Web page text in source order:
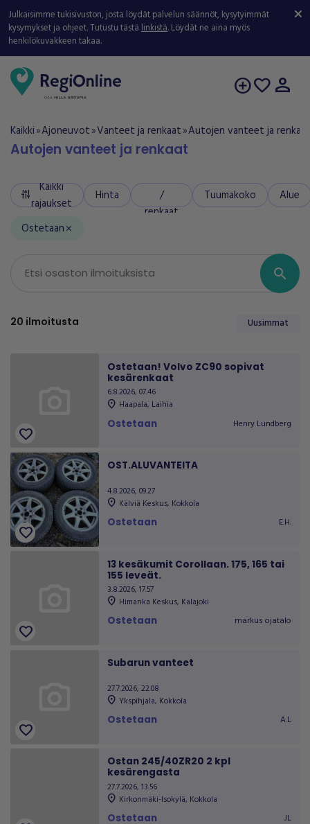
Julkaisimme tukisivuston, josta löydät palvelun säännöt, kysytyimmät
kysymykset ja ohjeet. Tutustu tästälinkistä. Löydät ne aina myös
henkilökuvakkeen takaa.
add_circlefavorite person
Kaikki double_arrowAjoneuvot double_arrowVanteet ja renkaat double_arrowAutojen vanteet ja renkaat
Autojen vanteet ja renkaat
tune
Kaikki
rajaukset
Hinta
/
renkaat
Tuumakoko Alue
Ostetaan close
search
20 ilmoitusta Uusimmat
favorite
Ostetaan! Volvo ZC90 sopivat
kesärenkaat
6.8.2026, 07.46
location_on Haapala, Laihia
Ostetaan Henry Lundberg
favorite
OST.ALUVANTEITA
4.8.2026, 09.27
location_on Kälviä Keskus, Kokkola
Ostetaan E.H.
favorite
13 kesäkumit Corollaan. 175, 165 tai
155 leveät.
3.8.2026, 17.57
location_on Himanka Keskus, Kalajoki
Ostetaan markus ojatalo
favorite
Subarun vanteet
27.7.2026, 22.08
location_on Ykspihjala, Kokkola
Ostetaan A.L
Ostan 245/40ZR20 2 kpl
kesärengasta
27.7.2026, 13.56
location_on Kirkonmäki-Isokylä, Kokkola
Ostetaan JL